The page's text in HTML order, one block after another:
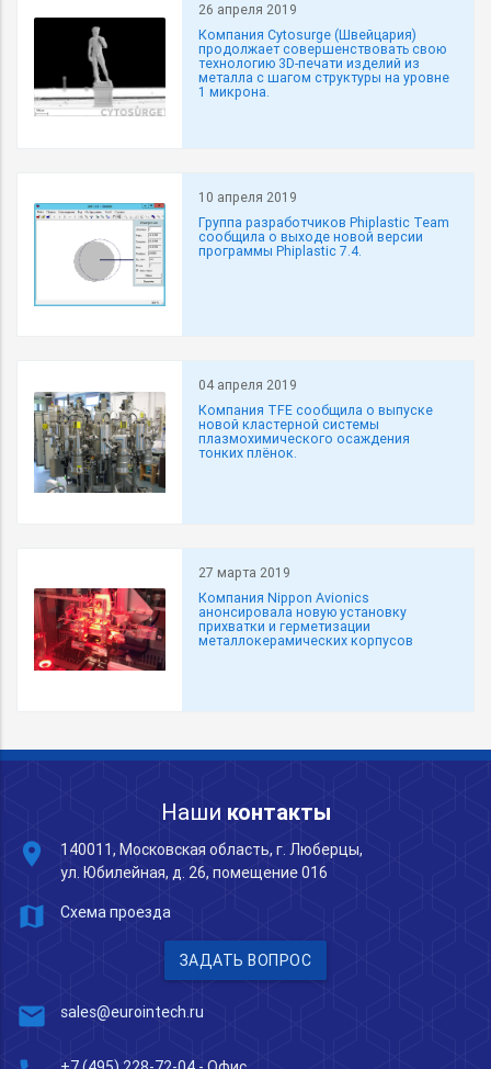
26 апреля 2019
Компания Cytosurge (Швейцария)
продолжает совершенствовать свою
технологию 3D-печати изделий из
металла с шагом структуры на уровне
1 микрона.
10 апреля 2019
Группа разработчиков Phiplastic Team
сообщила о выходе новой версии
программы Phiplastic 7.4.
04 апреля 2019
Компания TFE сообщила о выпуске
новой кластерной системы
плазмохимического осаждения
тонких плёнок.
27 марта 2019
Компания Nippon Avionics
анонсировала новую установку
прихватки и герметизации
металлокерамических корпусов
Наши контакты
place
140011, Московская область, г. Люберцы,
ул. Юбилейная, д. 26, помещение 016
map Схема проезда
ЗАДАТЬ ВОПРОС
mail sales@eurointech.ru